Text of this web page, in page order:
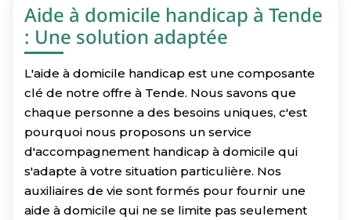
Aide à domicile handicap à Tende
: Une solution adaptée
L'aide à domicile handicap est une composante
clé de notre offre à Tende. Nous savons que
chaque personne a des besoins uniques, c'est
pourquoi nous proposons un service
d'accompagnement handicap à domicile qui
s'adapte à votre situation particulière. Nos
auxiliaires de vie sont formés pour fournir une
aide à domicile qui ne se limite pas seulement